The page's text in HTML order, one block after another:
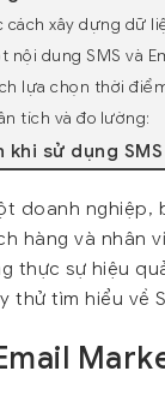
cách xây dựng dữ
nội dung SMS và
lựa chọn thời
tích và đo lường:
khi sử dụng
doanh
hàng và nhân
thực sự hiệu
thử tìm hiểu về